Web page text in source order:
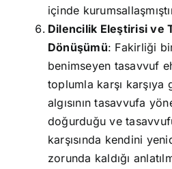
içinde
Dilencilik Eleştirisi ve
Dönüşümü: Fakirliği
benimseyen tasavvuf
toplumla karşı
algısının tasavvufa
doğurduğu ve
karşısında kendini
zorunda kaldığı